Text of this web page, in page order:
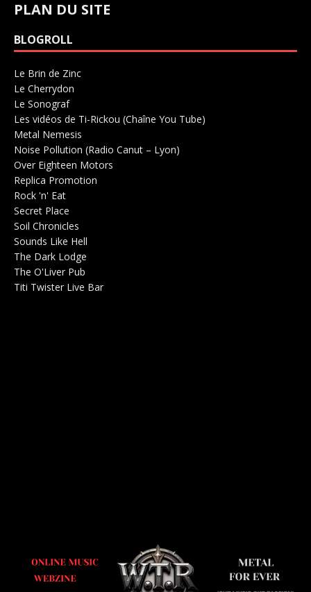
PLAN DU SITE
BLOGROLL
Le Brin de Zinc
Le Cherrydon
Le SonografSalle de concerts 0
Les vidéos de Ti-Rickou (Chaîne You Tube)
Metal Nemesis
Noise Pollution (Radio Canut – Lyon)
Over Eighteen Motors
Replica Promotion
Rock 'n' Eat
Secret Place
Soil Chronicles
Sounds Like Hell
The Dark Lodge
The O'Liver Pub
Titi Twister Live Bar